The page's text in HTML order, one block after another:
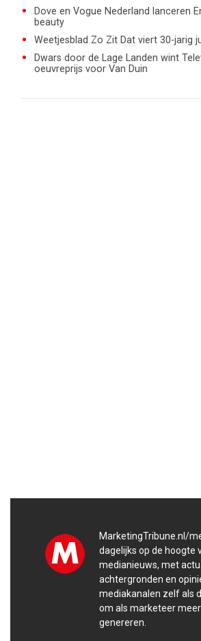
Dove en Vogue Nederland lanceren
beauty
Weetjesblad Zo Zit Dat viert 30-jarig
Dwars door de Lage Landen wint
oeuvreprijs voor Van Duin
MarketingTribune.nl/
dagelijks op de hoogte
medianieuws, met
achtergronden en
mediakanalen zelf als
om als marketeer
genereren.